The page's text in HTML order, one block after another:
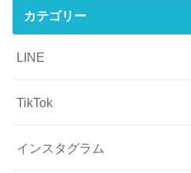
カテゴリー
LINE
TikTok
インスタグラム